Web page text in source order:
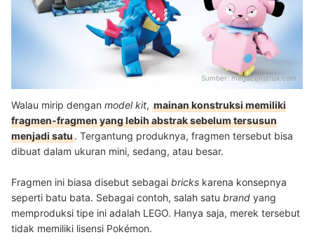
Sumber:megaconstrux.com
Walau mirip dengan model kit, mainan konstruksi memiliki
fragmen-fragmen yang lebih abstrak sebelum tersusun
menjadi satu. Tergantung produknya, fragmen tersebut bisa
dibuat dalam ukuran mini, sedang, atau besar.
Fragmen ini biasa disebut sebagai bricks karena konsepnya
seperti batu bata. Sebagai contoh, salah satu brand yang
memproduksi tipe ini adalah LEGO. Hanya saja, merek tersebut
tidak memiliki lisensi Pokémon.